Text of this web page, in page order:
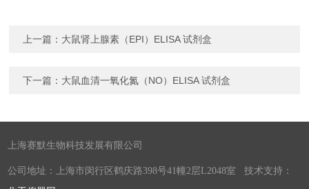
上一篇： 大鼠肾上腺素（EPI）ELISA 试剂盒
下一篇： 大鼠血清一氧化氮（NO）ELISA 试剂盒
上海赛默生物科技发展有限公司
公司地址：上海市闵行区鹤庆路398号41幢2层L2048室 技术支持：